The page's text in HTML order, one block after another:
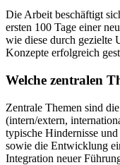
Die Arbeit beschäftigt
ersten 100 Tage einer
wie diese durch gezielte
Konzepte erfolgreich
Welche zentralen
Zentrale Themen sind
(intern/extern,
typische Hindernisse
sowie die Entwicklung
Integration neuer